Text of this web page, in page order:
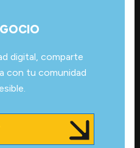
digital, comparte
con tu comunidad